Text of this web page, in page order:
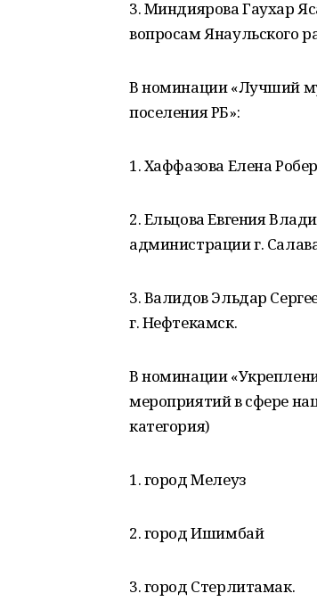
3. Миндиярова Гаухар
вопросам Янаульского
В номинации «Лучший
поселения РБ»:
1. Хаффазова Елена
2. Ельцова Евгения
администрации г.
3. Валидов Эльдар
г. Нефтекамск.
В номинации
мероприятий в сфере
категория)
1. город Мелеуз
2. город Ишимбай
3. город Стерлитамак.